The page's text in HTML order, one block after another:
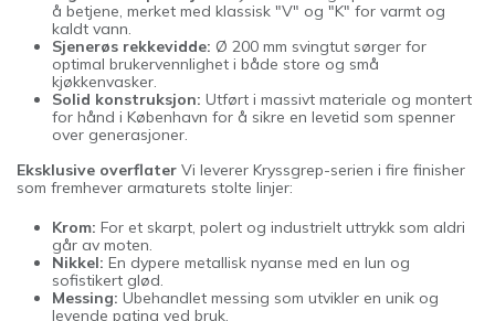
å betjene, merket med klassisk "V" og "K" for varmt og
kaldt vann.
Sjenerøs rekkevidde: Ø 200 mm svingtut sørger for
optimal brukervennlighet i både store og små
kjøkkenvasker.
Solid konstruksjon: Utført i massivt materiale og montert
for hånd i København for å sikre en levetid som spenner
over generasjoner.
Eksklusive overflater Vi leverer Kryssgrep-serien i fire finisher
som fremhever armaturets stolte linjer:
Krom: For et skarpt, polert og industrielt uttrykk som aldri
går av moten.
Nikkel: En dypere metallisk nyanse med en lun og
sofistikert glød.
Messing: Ubehandlet messing som utvikler en unik og
levende patina ved bruk.